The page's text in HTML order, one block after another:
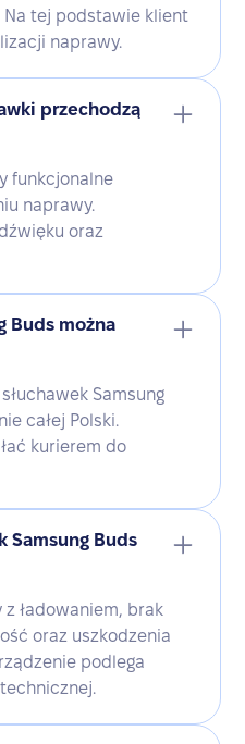
Na tej podstawie klient
naprawy.
przechodzą
funkcjonalne
naprawy.
oraz
Buds można
Samsung
całej Polski.
kurierem do
Samsung Buds
ładowaniem, brak
oraz uszkodzenia
podlega